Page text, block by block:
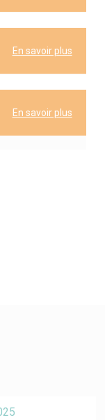
En savoir plus
En savoir plus